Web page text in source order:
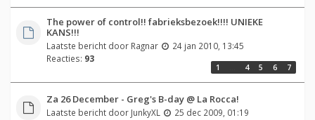
The power of control!! fabrieksbezoek!!!! UNIEKE
KANS!!!
Laatste bericht door Ragnar
24 jan 2010, 13:45
Reacties: 93
1 4 5 6 7
Za 26 December - Greg's B-day @ La Rocca!
Laatste bericht door JunkyXL
25 dec 2009, 01:19